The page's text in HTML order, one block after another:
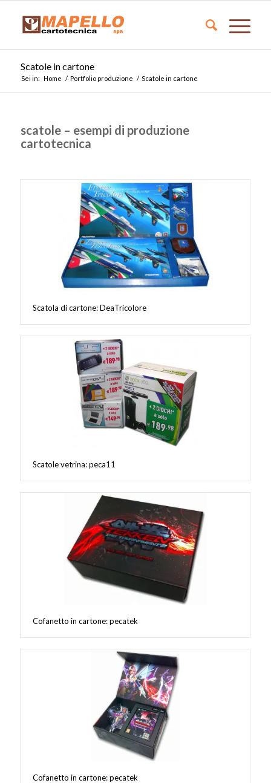
Scatole in cartone
Sei in: Home / Portfolio produzione / Scatole in cartone
scatole – esempi di produzione
cartotecnica
Scatola di cartone: DeaTricolore
Scatole vetrina: peca11
Cofanetto in cartone: pecatek
Cofanetto in cartone: pecatek